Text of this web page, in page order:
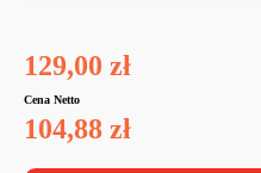
129,00 zł
Cena Netto
104,88 zł